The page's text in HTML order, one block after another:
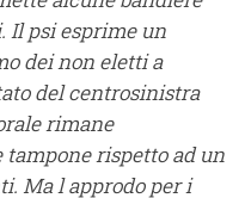
Il psi esprime un
dei non eletti a
del centrosinistra
rimane
rispetto ad un
Ma l approdo per i